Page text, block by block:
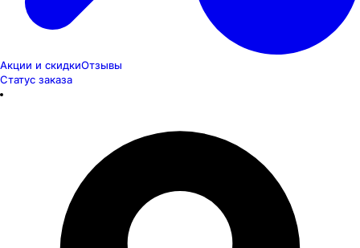
Акции и скидкиОтзывы
Статус заказа